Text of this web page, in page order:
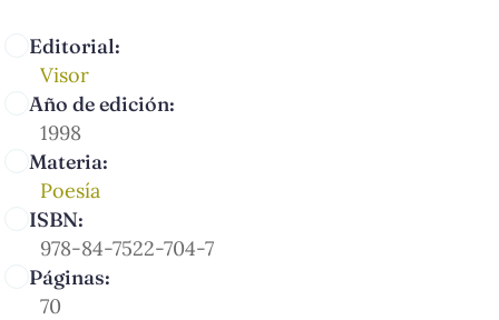
Editorial:
Visor
Año de edición:
1998
Materia:
Poesía
ISBN:
978-84-7522-704-7
Páginas:
70